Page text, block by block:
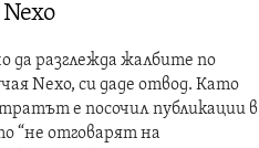
да разглежда жалбите по
Nexo, си даде отвод. Като
е посочил публикации в
“не отговарят на